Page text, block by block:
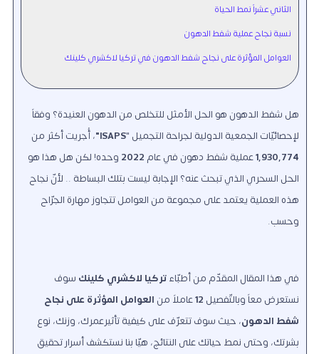
الثاني عشراً نمط الحياة
نسبة نجاح عملية شفط الدهون
العوامل المؤثرة على نجاح شفط الدهون في تركيا لاكشري كلينك
هل شفط الدهون هو الحل الأمثل للتخلص من الدهون العنيدة؟ وفقاً
لإحصائيّات الجمعية الدولية لجراحة التجميل "ISAPS
"، أُجريت أكثر من
1,930,774عملية شفط دهون في عام 2022 وحده! لكن هل هذا هو
الحل السحري الذي تبحث عنه؟ الإجابة ليست بتلك البساطة .. لأنّ نجاح
هذه العملية يعتمد على مجموعة من العوامل تتجاوز مهارة الجرّاح
وحسب.
في هذا المقال المقدّم من أطبّاءتركيا لاكشري كلينك سوف
نستعرض معاً وبالتّفصيل 12عاملاً من العوامل المؤثرة على نجاح
شفط الدهون، حيث سوف تتعرّف على كيفية تأثيرعمرك، وزنك، نوع
بشرتك، وحتى نمط حياتك على النتائج، هيّا بنا نستكشف أسرار تحقيق